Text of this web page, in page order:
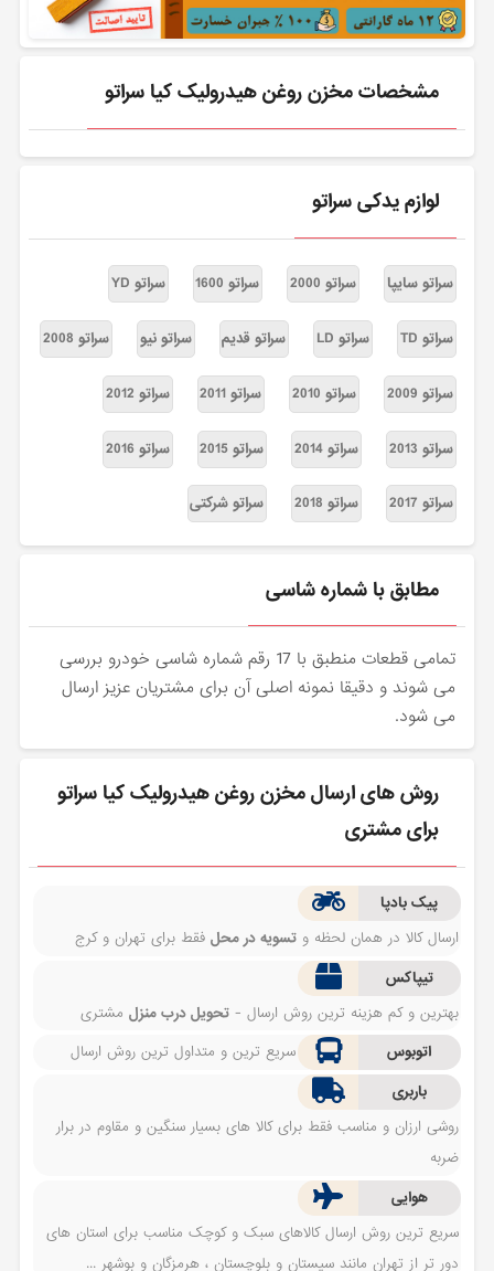
مشخصات مخزن روغن هیدرولیک کیا سراتو
لوازم یدکی سراتو
سراتو سایپا سراتو 2000 سراتو 1600 سراتو YD
سراتو TD سراتو LD سراتو قدیم سراتو نیو سراتو 2008
سراتو 2009 سراتو 2010 سراتو 2011 سراتو 2012
سراتو 2013 سراتو 2014 سراتو 2015 سراتو 2016
سراتو 2017 سراتو 2018 سراتو شرکتی
مطابق با شماره شاسی
تمامی قطعات منطبق با 17 رقم شماره شاسی خودرو بررسی
می شوند و دقیقا نمونه اصلی آن برای مشتریان عزیز ارسال
می شود.
روش های ارسال مخزن روغن هیدرولیک کیا سراتو
برای مشتری
پیک بادپا
ارسال کالا در همان لحظه وتسویه در محل فقط برای تهران و کرج
تیپاکس
بهترین و کم هزینه ترین روش ارسال -تحویل درب منزل مشتری
اتوبوس
سریع ترین و متداول ترین روش ارسال
باربری
روشی ارزان و مناسب فقط برای کالا های بسیار سنگین و مقاوم در برار
ضربه
هوایی
سریع ترین روش ارسال کالاهای سبک و کوچک مناسب برای استان های
دور تر از تهران مانند سیستان و بلوچستان ، هرمزگان و بوشهر ...